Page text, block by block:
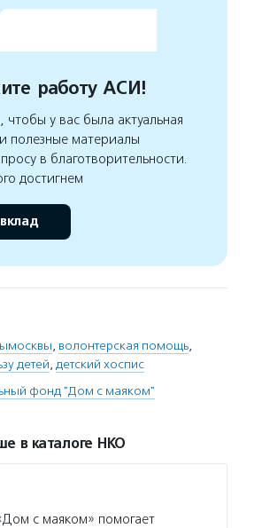
работу АСИ!
у вас была актуальная
полезные материалы
в благотворительности.
достигнем
, волонтерская помощь,
детей, детский хоспис
фонд "Дом с маяком"
в каталоге НКО
с маяком» помогает